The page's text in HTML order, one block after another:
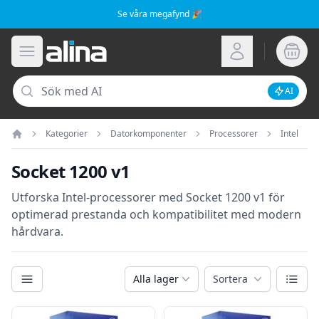
Se våra megafynd 🎉
Öppna meny
Alina.se Logga in
Sök
AI
Hem
Kategorier Datorkomponenter Processorer Intel
Socket 1200 v1
Utforska Intel-processorer med Socket 1200 v1 för
optimerad prestanda och kompatibilitet med modern
hårdvara.
Kategorier Alla lager Sortera Växla
Filter
Produkter